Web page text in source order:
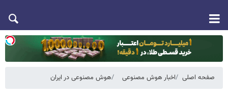
صفحه اصلی اخبار هوش مصنوعی هوش مصنوعی در ایران